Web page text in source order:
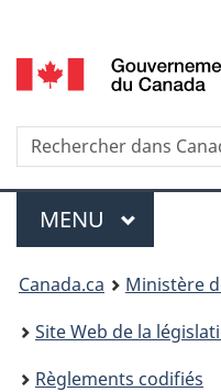
selection
Recherche
Menu
MENU PRINCIPAL
You
are
here:
Canada.ca
Ministère
Site Web de la
Règlements codifiés